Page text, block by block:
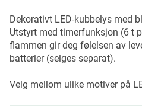
Dekorativt LED-kubbelys med
Utstyrt med timerfunksjon (6 t
flammen gir deg følelsen av
batterier (selges separat).
Velg mellom ulike motiver på